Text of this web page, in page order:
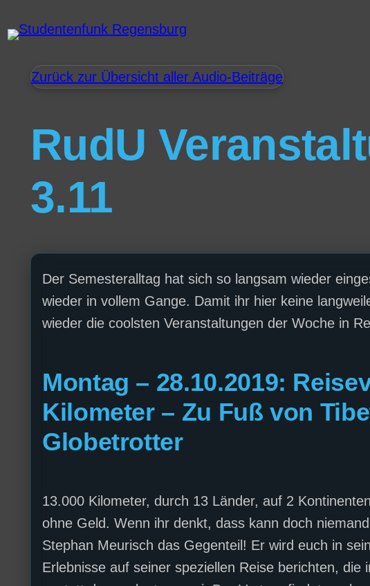
Zurück zur Übersicht aller Audio-Beiträge
RudU
3.11
Der Semesteralltag hat sich so langsam wieder
wieder in vollem Gange. Damit ihr hier keine
wieder die coolsten Veranstaltungen der Woche in
Montag – 28.10.2019:
Kilometer – Zu Fuß von
Globetrotter
13.000 Kilometer, durch 13 Länder, auf 2
ohne Geld. Wenn ihr denkt, dass kann doch
Stephan Meurisch das Gegenteil! Er wird euch in
Erlebnisse auf seiner speziellen Reise berichten,